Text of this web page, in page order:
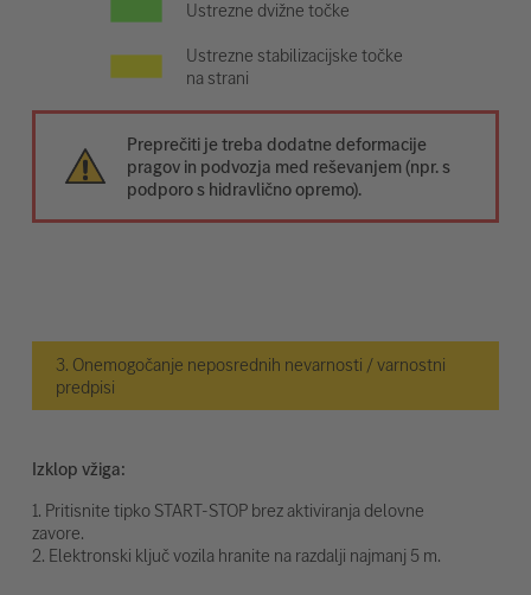
Ustrezne dvižne točke
Ustrezne stabilizacijske točke
na strani
Preprečiti je treba dodatne deformacije
pragov in podvozja med reševanjem (npr. s
podporo s hidravlično opremo).
3. Onemogočanje neposrednih nevarnosti / varnostni
predpisi
Izklop vžiga:
1. Pritisnite tipko START-STOP brez aktiviranja delovne
zavore.
2. Elektronski ključ vozila hranite na razdalji najmanj 5 m.